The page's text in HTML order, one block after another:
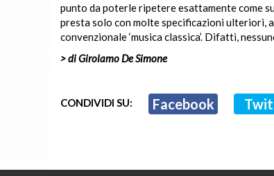
punto da poterle ripetere esattamente come
presta solo con molte specificazioni ulteriori,
convenzionale ‘musica classica’. Difatti,
> di Girolamo De Simone
CONDIVIDI SU: Facebook